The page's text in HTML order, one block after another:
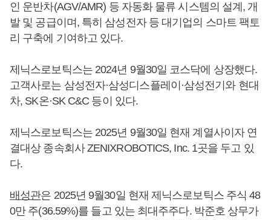
인 운반차(AGV/AMR) 등 자동화 물류 시스템의 설계, 개
발 및 공급이며, 특히 삼성전자 등 대기업의 스마트 팩토
리 구축에 기여하고 있다.
제닉스로보틱스는 2024년 9월30일 코스닥에 상장했다.
고객사로는 삼성전자·삼성디스플레이·삼성전기와 현대
차, SK온·SK C&C 등이 있다.
제닉스로보틱스는 2025년 9월30일 현재 계열사이자 연
결대상 종속회사 ZENIXROBOTICS, Inc. 1곳을 두고 있
다.
배성관은 2025년 9월30일 현재 제닉스로보틱스 주식 48
0만 주(36.59%)를 들고 있는 최대주주다. 박준호 상무가